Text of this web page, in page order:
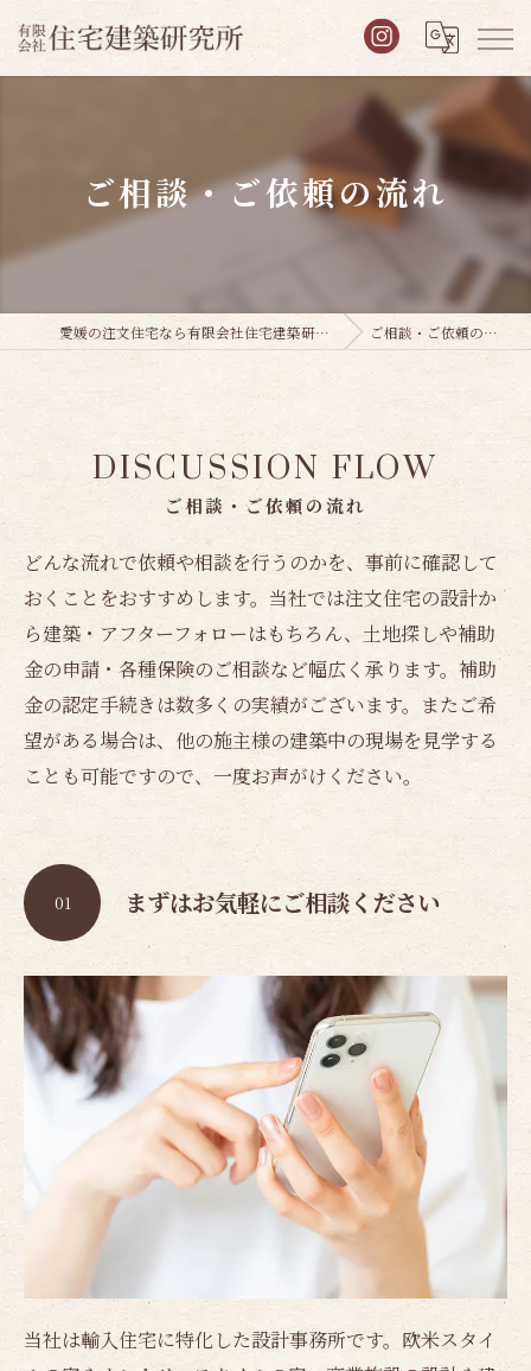
ご相談・ご依頼の流れ
愛媛の注文住宅なら有限会社住宅建築研究所 ご相談・ご依頼の流れ
ご相談・ご依頼の流れ
DISCUSSION FLOW
どんな流れで依頼や相談を行うのかを、事前に確認して
おくことをおすすめします。当社では注文住宅の設計か
ら建築・アフターフォローはもちろん、土地探しや補助
金の申請・各種保険のご相談など幅広く承ります。補助
金の認定手続きは数多くの実績がございます。またご希
望がある場合は、他の施主様の建築中の現場を見学する
ことも可能ですので、一度お声がけください。
まずはお気軽にご相談ください
01
当社は輸入住宅に特化した設計事務所です。欧米スタイ